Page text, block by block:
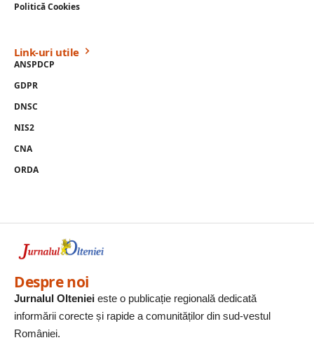
Politică Cookies
Link-uri utile
ANSPDCP
GDPR
DNSC
NIS2
CNA
ORDA
Despre noi
Jurnalul Olteniei este o publicație regională dedicată
informării corecte și rapide a comunităților din sud-vestul
României.